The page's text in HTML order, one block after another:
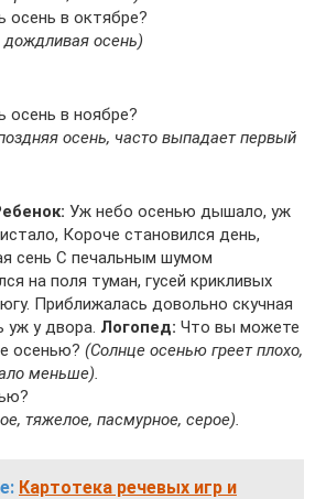
осень в октябре?
осень)
осень в ноябре?
осень, часто выпадает первый
Уж небо осенью дышало, уж
Короче становился день,
сень С печальным шумом
на поля туман, гусей крикливых
Приближалась довольно скучная
уж у двора. Логопед: Что вы можете
осенью? (Солнце осенью греет плохо,
меньше).
тяжелое, пасмурное, серое).
Картотека речевых игр и